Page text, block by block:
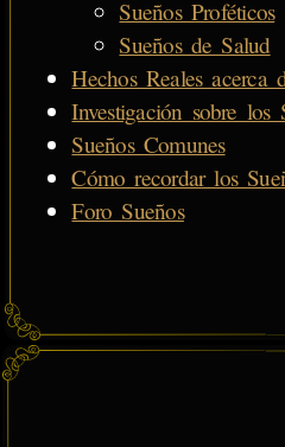
Sueños Proféticos
Sueños de Salud
Hechos Reales acerca
Investigación sobre los
Sueños Comunes
Cómo recordar los
Foro Sueños